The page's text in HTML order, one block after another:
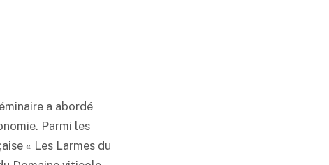
a abordé
Parmi les
« Les Larmes du